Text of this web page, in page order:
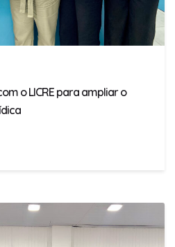
o LICRE para ampliar o